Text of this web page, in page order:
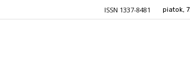
ISSN 1337-8481 piatok,